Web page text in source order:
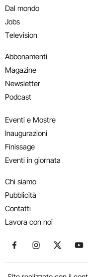
Dal mondo
Jobs
Television
Abbonamenti
Magazine
Newsletter
Podcast
Eventi e Mostre
Inaugurazioni
Finissage
Eventi in giornata
Chi siamo
Pubblicità
Contatti
Lavora con noi
Seguici su Facebook
Seguici su
Seguici